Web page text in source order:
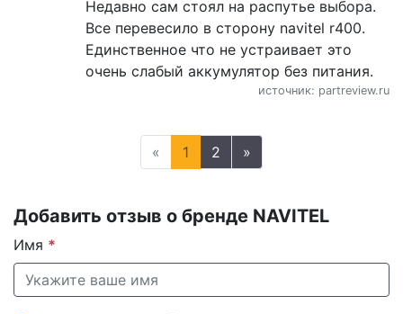
Недавно сам стоял на распутье выбора.
Все перевесило в сторону navitel r400.
Единственное что не устраивает это
очень слабый аккумулятор без питания.
источник: partreview.ru
« 1 2 »
Добавить отзыв о бренде NAVITEL
Имя *